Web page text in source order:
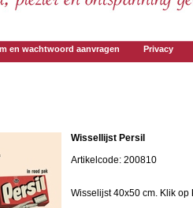
en wachtwoord aanvragen Privacy
Wissellijst Persil
Artikelcode: 200810
Wisselijst 40x50 cm. Klik op